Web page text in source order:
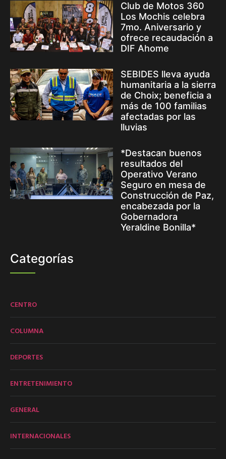
Club de Motos 360
Los Mochis celebra
7mo. Aniversario y
ofrece recaudación a
DIF Ahome
SEBIDES lleva ayuda
humanitaria a la sierra
de Choix; beneficia a
más de 100 familias
afectadas por las
lluvias
*Destacan buenos
resultados del
Operativo Verano
Seguro en mesa de
Construcción de Paz,
encabezada por la
Gobernadora
Yeraldine Bonilla*
Categorías
CENTRO
COLUMNA
DEPORTES
ENTRETENIMIENTO
GENERAL
INTERNACIONALES